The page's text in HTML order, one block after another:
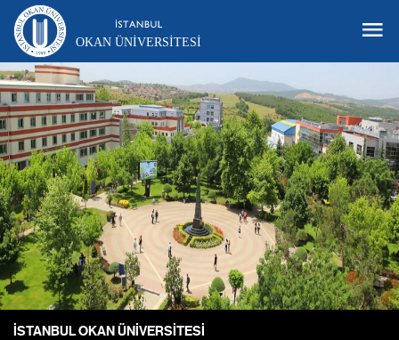
OKAN ÜNIVERSITESI
İSTANBUL OKAN ÜNIVERSITESI